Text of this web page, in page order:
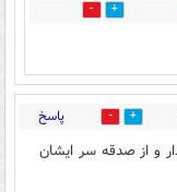
0
10 پاسخ
و از صدقه سر ایشان